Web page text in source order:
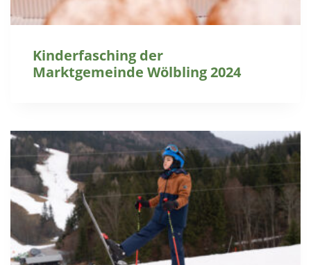
Kinderfasching der
Marktgemeinde Wölbling 2024